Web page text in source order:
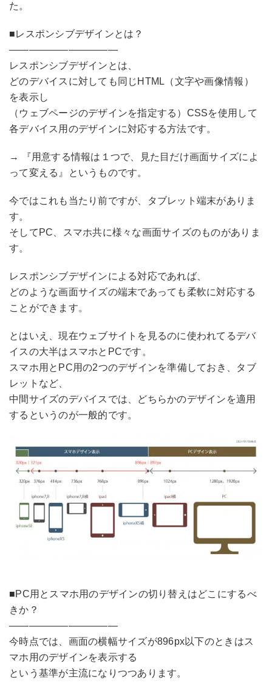
た。
■レスポンシブデザインとは？
———————————
レスポンシブデザインとは、
どのデバイスに対しても同じHTML（文字や画像情報）
を表示し
（ウェブページのデザインを指定する）CSSを使用して
各デバイス用のデザインに対応する方法です。
→ 『用意する情報は１つで、見た目だけ画面サイズによ
って変える』というものです。
今ではこれも当たり前ですが、タブレット端末がありま
す。
そしてPC、スマホ共に様々な画面サイズのものがありま
す。
レスポンシブデザインによる対応であれば、
どのような画面サイズの端末であっても柔軟に対応する
ことができます。
とはいえ、現在ウェブサイトを見るのに使われてるデバ
イスの大半はスマホとPCです。
スマホ用とPC用の2つのデザインを準備しておき、タブ
レットなど、
中間サイズのデバイスでは、どちらかのデザインを適用
するというのが一般的です。
■PC用とスマホ用のデザインの切り替えはどこにするべ
きか？
———————————
今時点では、画面の横幅サイズが896px以下のときはス
マホ用のデザインを表示する
という基準が主流になりつつあります。